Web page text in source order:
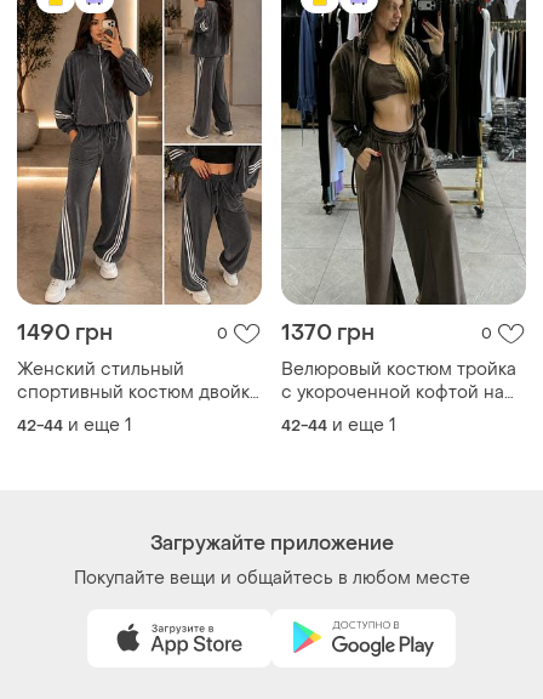
1490 грн 0
Женский стильный
спортивный костюм двойка
кофта на молнии + штаны
ткань велюр
42-44 и еще 1
1370 грн 0
Велюровый костюм тройка
с укороченной кофтой на
молнии с капюшоном с
топом с брюками на
42-44 и еще 1
Загружайте приложение
Покупайте вещи и общайтесь в любом месте